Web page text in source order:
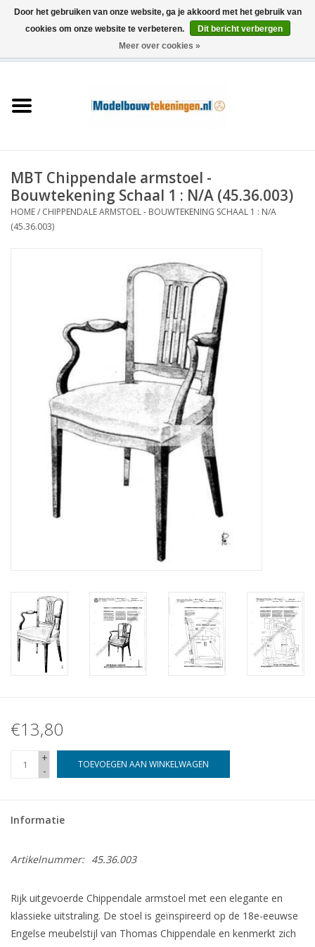
Schepen
Houtbouw
Scenery
Tijdschriften
Nieuwe tekeningen
NIEUWE TIJDSCHRIFTEN
ABONNEMENT DE
MODELBOUWER
Bouwbeschrijvingen
MBT Chippendale armstoel -
Bouwtekening Schaal 1 : N/A (45.36.003)
HOME/ CHIPPENDALE ARMSTOEL - BOUWTEKENING SCHAAL 1 : N/A
(45.36.003)
€13,80
+
-
TOEVOEGEN AAN WINKELWAGEN
Informatie
Artikelnummer: 45.36.003
Rijk uitgevoerde Chippendale armstoel met een elegante en
klassieke uitstraling. De stoel is geïnspireerd op de 18e-eeuwse
Engelse meubelstijl van Thomas Chippendale en kenmerkt zich
Door het gebruiken van onze website, ga je akkoord met het gebruik van
cookies om onze website te verbeteren.
Dit bericht verbergen
Meer over cookies »